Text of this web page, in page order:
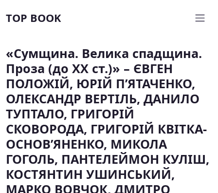
TOP BOOK
«Сумщина. Велика спадщина.
Проза (до ХХ ст.)» – ЄВГЕН
ПОЛОЖІЙ, ЮРІЙ П’ЯТАЧЕНКО,
ОЛЕКСАНДР ВЕРТІЛЬ, ДАНИЛО
ТУПТАЛО, ГРИГОРІЙ
СКОВОРОДА, ГРИГОРІЙ КВІТКА-
ОСНОВ’ЯНЕНКО, МИКОЛА
ГОГОЛЬ, ПАНТЕЛЕЙМОН КУЛІШ,
КОСТЯНТИН УШИНСЬКИЙ,
МАРКО ВОВЧОК, ДМИТРО